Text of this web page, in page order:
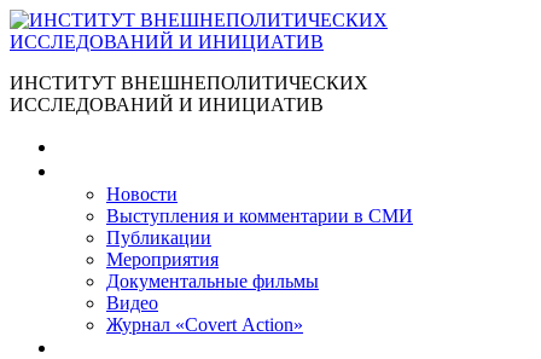
ИНСТИТУТ ВНЕШНЕПОЛИТИЧЕСКИХ
ИССЛЕДОВАНИЙ И ИНИЦИАТИВ
Новости
Выступления и коммента­рии в СМИ
Публикации
Мероприятия
Документальные фильмы
Видео
Журнал «Covert Action»